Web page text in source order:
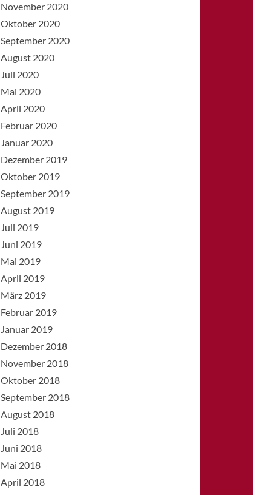
November 2020
Oktober 2020
September 2020
August 2020
Juli 2020
Mai 2020
April 2020
Februar 2020
Januar 2020
Dezember 2019
Oktober 2019
September 2019
August 2019
Juli 2019
Juni 2019
Mai 2019
April 2019
März 2019
Februar 2019
Januar 2019
Dezember 2018
November 2018
Oktober 2018
September 2018
August 2018
Juli 2018
Juni 2018
Mai 2018
April 2018